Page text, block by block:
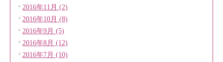
2016年11月 (2)
2016年10月 (8)
2016年9月 (5)
2016年8月 (12)
2016年7月 (10)